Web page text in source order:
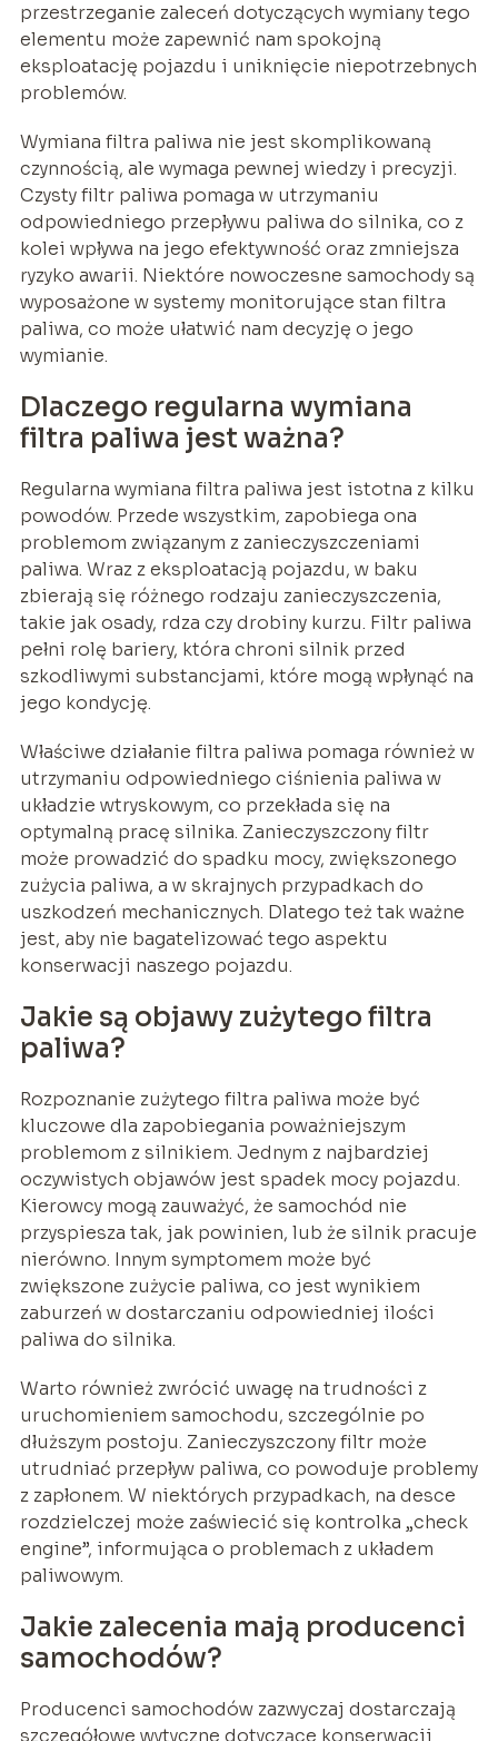
przestrzeganie zaleceń dotyczących wymiany tego
elementu może zapewnić nam spokojną
eksploatację pojazdu i uniknięcie niepotrzebnych
problemów.
Wymiana filtra paliwa nie jest skomplikowaną
czynnością, ale wymaga pewnej wiedzy i precyzji.
Czysty filtr paliwa pomaga w utrzymaniu
odpowiedniego przepływu paliwa do silnika, co z
kolei wpływa na jego efektywność oraz zmniejsza
ryzyko awarii. Niektóre nowoczesne samochody są
wyposażone w systemy monitorujące stan filtra
paliwa, co może ułatwić nam decyzję o jego
wymianie.
Dlaczego regularna wymiana
filtra paliwa jest ważna?
Regularna wymiana filtra paliwa jest istotna z kilku
powodów. Przede wszystkim, zapobiega ona
problemom związanym z zanieczyszczeniami
paliwa. Wraz z eksploatacją pojazdu, w baku
zbierają się różnego rodzaju zanieczyszczenia,
takie jak osady, rdza czy drobiny kurzu. Filtr paliwa
pełni rolę bariery, która chroni silnik przed
szkodliwymi substancjami, które mogą wpłynąć na
jego kondycję.
Właściwe działanie filtra paliwa pomaga również w
utrzymaniu odpowiedniego ciśnienia paliwa w
układzie wtryskowym, co przekłada się na
optymalną pracę silnika. Zanieczyszczony filtr
może prowadzić do spadku mocy, zwiększonego
zużycia paliwa, a w skrajnych przypadkach do
uszkodzeń mechanicznych. Dlatego też tak ważne
jest, aby nie bagatelizować tego aspektu
konserwacji naszego pojazdu.
Jakie są objawy zużytego filtra
paliwa?
Rozpoznanie zużytego filtra paliwa może być
kluczowe dla zapobiegania poważniejszym
problemom z silnikiem. Jednym z najbardziej
oczywistych objawów jest spadek mocy pojazdu.
Kierowcy mogą zauważyć, że samochód nie
przyspiesza tak, jak powinien, lub że silnik pracuje
nierówno. Innym symptomem może być
zwiększone zużycie paliwa, co jest wynikiem
zaburzeń w dostarczaniu odpowiedniej ilości
paliwa do silnika.
Warto również zwrócić uwagę na trudności z
uruchomieniem samochodu, szczególnie po
dłuższym postoju. Zanieczyszczony filtr może
utrudniać przepływ paliwa, co powoduje problemy
z zapłonem. W niektórych przypadkach, na desce
rozdzielczej może zaświecić się kontrolka „check
engine”, informująca o problemach z układem
paliwowym.
Jakie zalecenia mają producenci
samochodów?
Producenci samochodów zazwyczaj dostarczają
szczegółowe wytyczne dotyczące konserwacji